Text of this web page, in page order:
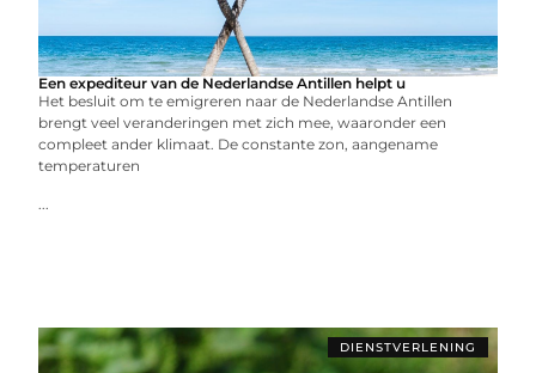
Een expediteur van de Nederlandse Antillen helpt u
Het besluit om te emigreren naar de Nederlandse Antillen
brengt veel veranderingen met zich mee, waaronder een
compleet ander klimaat. De constante zon, aangename
temperaturen
...
DIENSTVERLENING